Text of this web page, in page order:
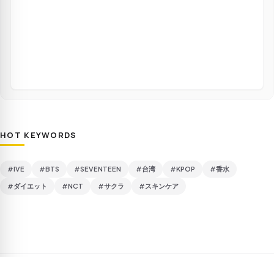
HOT KEYWORDS
#IVE #BTS #SEVENTEEN #台湾 #KPOP #香水
#ダイエット #NCT #サクラ #スキンケア